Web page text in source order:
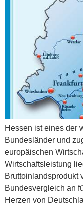
Hessen ist eines der
Bundesländer und
europäischen
Wirtschaftsleistung
Bruttoinlandsprodukt
Bundesvergleich an
Herzen von